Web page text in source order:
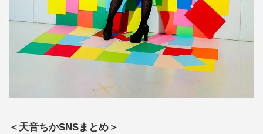
＜天音ちかSNSまとめ＞